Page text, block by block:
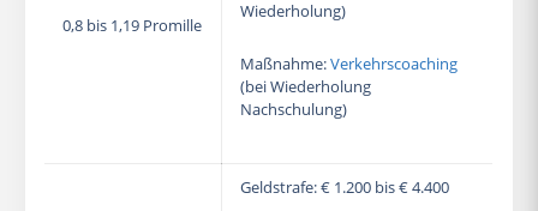
0,8 bis 1,19 Promille
Wiederholung)
Maßnahme:Verkehrscoaching
(bei Wiederholung
Nachschulung)
Geldstrafe: € 1.200 bis € 4.400